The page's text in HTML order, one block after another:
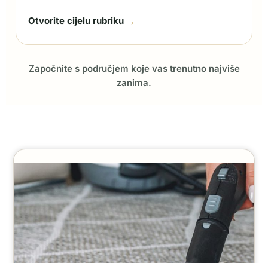
Otvorite cijelu rubriku →
Započnite s područjem koje vas trenutno najviše
zanima.